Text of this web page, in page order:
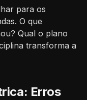
para os
O que
Qual o plano
transforma a
Erros